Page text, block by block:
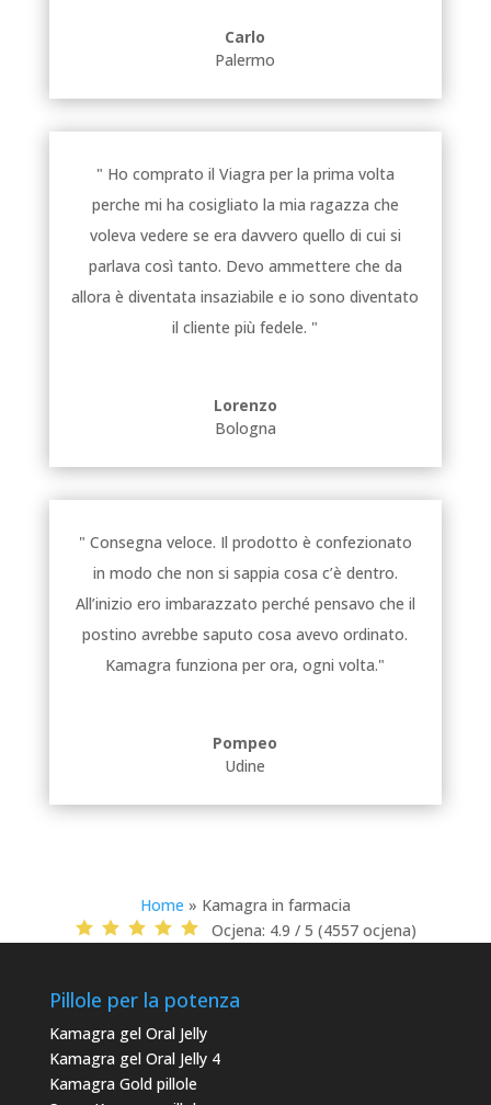
Carlo
Palermo
" Ho comprato il Viagra per la prima volta
perche mi ha cosigliato la mia ragazza che
voleva vedere se era davvero quello di cui si
parlava così tanto. Devo ammettere che da
allora è diventata insaziabile e io sono diventato
il cliente più fedele. "
Lorenzo
Bologna
" Consegna veloce. Il prodotto è confezionato
in modo che non si sappia cosa c’è dentro.
All’inizio ero imbarazzato perché pensavo che il
postino avrebbe saputo cosa avevo ordinato.
Kamagra funziona per ora, ogni volta."
Pompeo
Udine
Home » Kamagra in farmacia
Ocjena: 4.9 / 5 (4557 ocjena)
Pillole per la potenza
Kamagra gel Oral Jelly
Kamagra gel Oral Jelly 4
Kamagra Gold pillole